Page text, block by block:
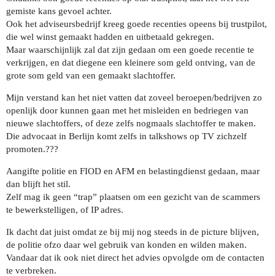
gemiste kans gevoel achter.
Ook het adviseursbedrijf kreeg goede recenties opeens bij trustpilot,
die wel winst gemaakt hadden en uitbetaald gekregen.
Maar waarschijnlijk zal dat zijn gedaan om een goede recentie te
verkrijgen, en dat diegene een kleinere som geld ontving, van de
grote som geld van een gemaakt slachtoffer.
Mijn verstand kan het niet vatten dat zoveel beroepen/bedrijven zo
openlijk door kunnen gaan met het misleiden en bedriegen van
nieuwe slachtoffers, of deze zelfs nogmaals slachtoffer te maken.
Die advocaat in Berlijn komt zelfs in talkshows op TV zichzelf
promoten.???
Aangifte politie en FIOD en AFM en belastingdienst gedaan, maar
dan blijft het stil.
Zelf mag ik geen “trap” plaatsen om een gezicht van de scammers
te bewerkstelligen, of IP adres.
Ik dacht dat juist omdat ze bij mij nog steeds in de picture blijven,
de politie ofzo daar wel gebruik van konden en wilden maken.
Vandaar dat ik ook niet direct het advies opvolgde om de contacten
te verbreken.